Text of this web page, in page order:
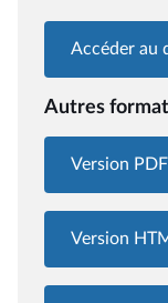
Accéder au
Autres
Version PDF
Version